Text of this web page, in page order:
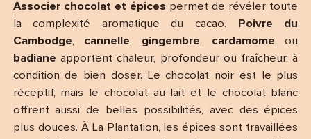
Associer chocolat et épicespermet de révéler toute
la complexité aromatique du cacao. Poivre du
Cambodge, cannelle, gingembre, cardamome ou
badiane apportent chaleur, profondeur ou fraîcheur, à
condition de bien doser. Le chocolat noir est le plus
réceptif, mais le chocolat au lait et le chocolat blanc
offrent aussi de belles possibilités, avec des épices
plus douces. À La Plantation, les épices sont travaillées